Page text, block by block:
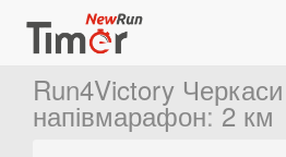
Run4Victory Черкаси
напівмарафон:2 км